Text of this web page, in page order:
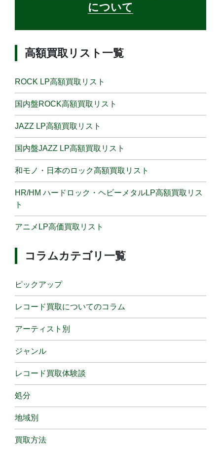
について
高額買取リスト一覧
ROCK LP高額買取リスト
国内盤ROCK高額買取リスト
JAZZ LP高額買取リスト
国内盤JAZZ LP高額買取リスト
和モノ・日本のロック高額買取リスト
HR/HM ハードロック・ヘビーメタルLP高額買取リス
ト
アニメLP高価買取リスト
コラムカテゴリ一覧
ピックアップ
レコード買取についてのコラム
アーティスト別
ジャンル
レコード買取体験談
処分
地域別
買取方法